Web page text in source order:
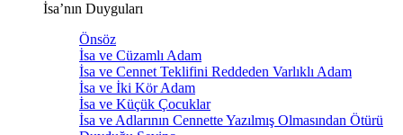
İsa’nın Duyguları
Önsöz
İsa ve Cüzamlı Adam
İsa ve Cennet Teklifini Reddeden Varlıklı Adam
İsa ve İki Kör Adam
İsa ve Küçük Çocuklar
İsa ve Adlarının Cennette Yazılmış Olmasından Ötürü